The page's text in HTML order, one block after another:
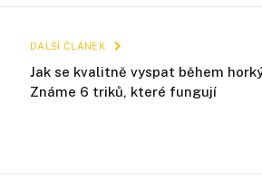
DALŠÍ ČLÁNEK
Jak se kvalitně vyspat během
Známe 6 triků, které fungují